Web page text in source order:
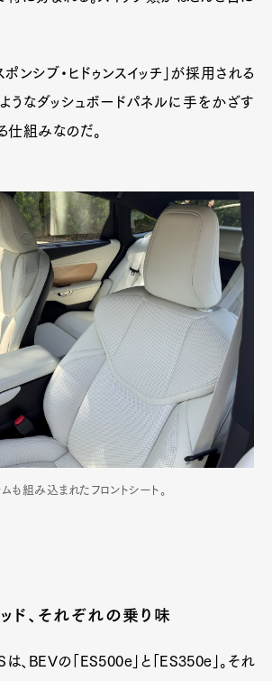
ンシブ・ヒドゥンスイッチ」が採用される
ようなダッシュボードパネルに手をかざす
仕組みなのだ。
も組み込まれたフロントシート。
ド、それぞれの乗り味
、BEVの「ES500e」と「ES350e」。それ